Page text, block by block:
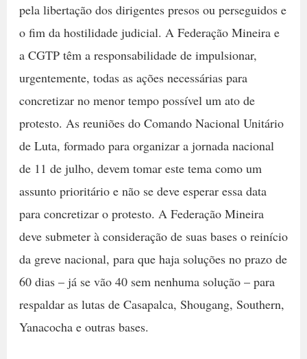
pela libertação dos dirigentes presos ou perseguidos e
o fim da hostilidade judicial. A Federação Mineira e
a CGTP têm a responsabilidade de impulsionar,
urgentemente, todas as ações necessárias para
concretizar no menor tempo possível um ato de
protesto. As reuniões do Comando Nacional Unitário
de Luta, formado para organizar a jornada nacional
de 11 de julho, devem tomar este tema como um
assunto prioritário e não se deve esperar essa data
para concretizar o protesto. A Federação Mineira
deve submeter à consideração de suas bases o reinício
da greve nacional, para que haja soluções no prazo de
60 dias – já se vão 40 sem nenhuma solução – para
respaldar as lutas de Casapalca, Shougang, Southern,
Yanacocha e outras bases.